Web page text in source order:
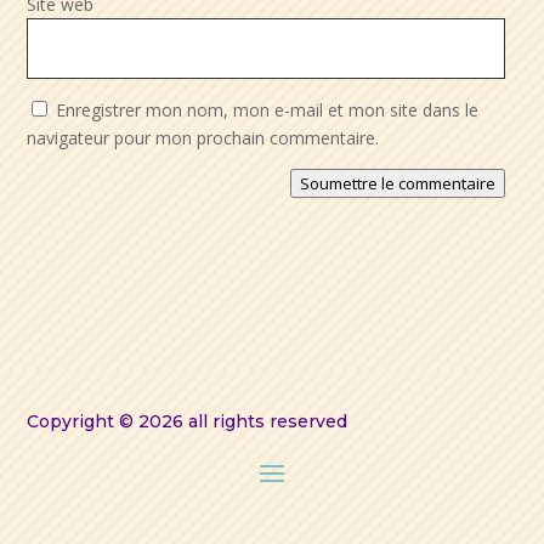
Enregistrer mon nom, mon e-mail et mon site dans le
navigateur pour mon prochain commentaire.
Soumettre le commentaire
Copyright © 2026 all rights reserved